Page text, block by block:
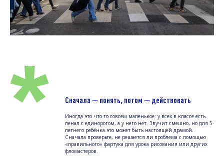
Сначала — понять, потом — действовать
Иногда это что-то совсем маленькое: у всех в классе есть
пенал с единорогом, а у него нет. Звучит смешно, но для 5-
летнего ребёнка это может быть настоящей драмой.
Сначала проверьте, не решается ли проблема с помощью
«правильного» фартука для урока рисования или других
фломастеров.
*